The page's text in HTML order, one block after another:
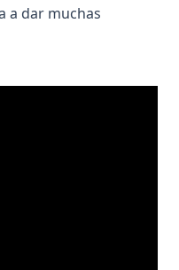
a dar muchas